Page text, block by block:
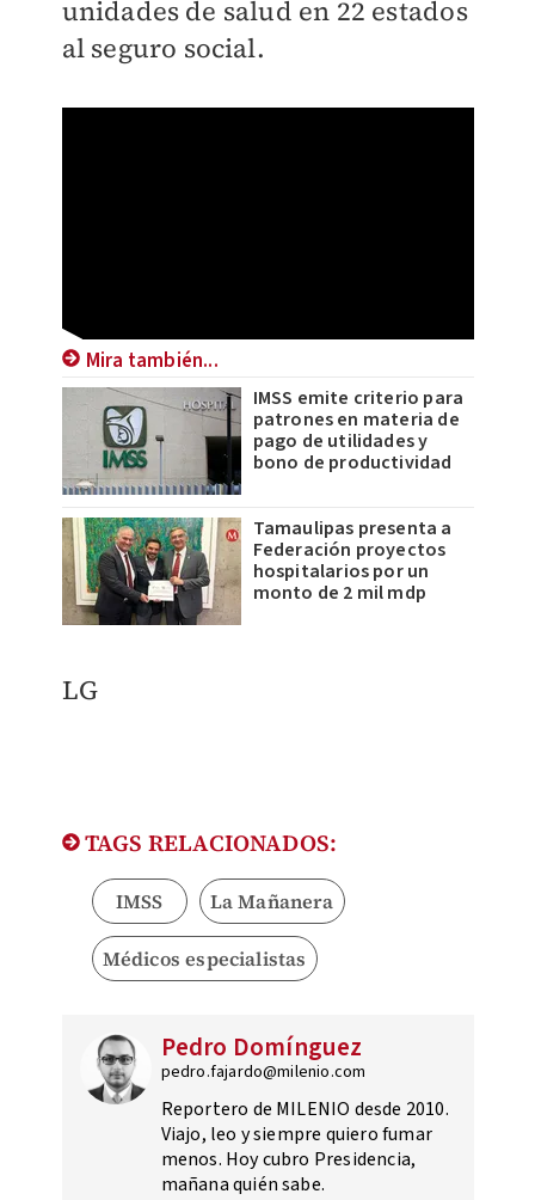
unidades de salud en 22 estados
al seguro social.
Mira también...
IMSS emite criterio para
patrones en materia de
pago de utilidades y
bono de productividad
Tamaulipas presenta a
Federación proyectos
hospitalarios por un
monto de 2 mil mdp
LG
TAGS RELACIONADOS:
IMSS La Mañanera
Médicos especialistas
Pedro Domínguez
pedro.fajardo@milenio.com
Reportero de MILENIO desde 2010.
Viajo, leo y siempre quiero fumar
menos. Hoy cubro Presidencia,
mañana quién sabe.